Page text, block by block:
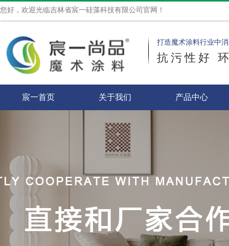
您好，欢迎光临吉林省宸一硅藻科技有限公司官网！
打造魔术涂料行业中
抗污性好
宸一首页 关于我们 产品中心